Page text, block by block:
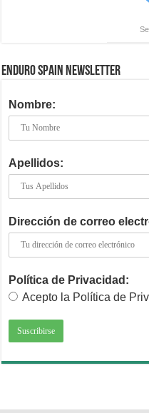
ENDURO SPAIN NEWSLETTER
Nombre:
Apellidos:
Dirección de correo
Política de Privacidad:
Acepto la Política de